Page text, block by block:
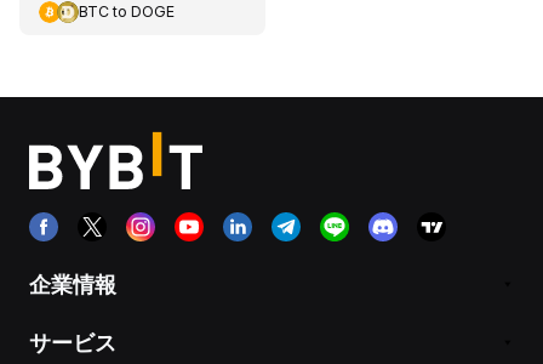
BTCto DOGE
企業情報
サービス